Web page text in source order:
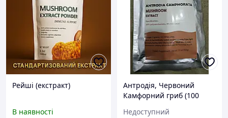
Рейші (екстракт)
В наявності
Антродія, Червоний
Камфорний гриб (100
Недоступний